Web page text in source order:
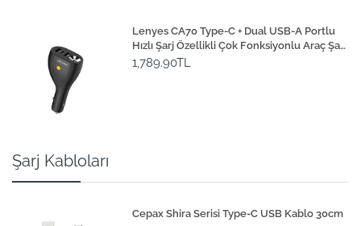
Lenyes CA70 Type-C + Dual USB-A Portlu
Hızlı Şarj Özellikli Çok Fonksiyonlu Araç Şarj
Aleti 20W
1,789.90TL
Şarj Kabloları
Cepax Shira Serisi Type-C USB Kablo 30cm